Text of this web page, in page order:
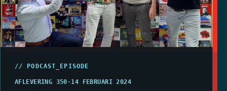
// PODCAST_EPISODE
AFLEVERING 350 · 14 FEBRUARI 2024